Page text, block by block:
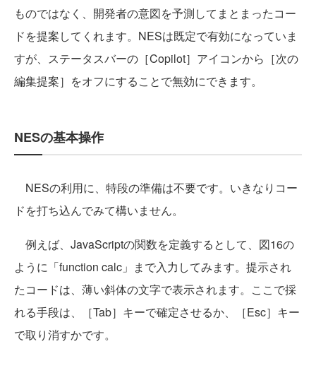
ものではなく、開発者の意図を予測してまとまったコー
ドを提案してくれます。NESは既定で有効になっていま
すが、ステータスバーの［Copilot］アイコンから［次の
編集提案］をオフにすることで無効にできます。
NESの基本操作
NESの利用に、特段の準備は不要です。いきなりコー
ドを打ち込んでみて構いません。
例えば、JavaScriptの関数を定義するとして、図16の
ように「function calc」まで入力してみます。提示され
たコードは、薄い斜体の文字で表示されます。ここで採
れる手段は、［Tab］キーで確定させるか、［Esc］キー
で取り消すかです。